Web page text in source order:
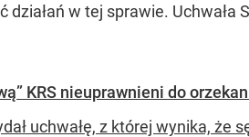
w tej sprawie.
KRS nieuprawnieni do
uchwałę, z której wynika, że